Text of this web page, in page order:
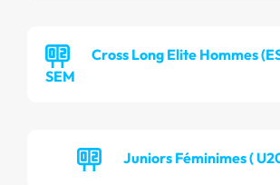
Cross Long Elite Hommes
SEM
Juniors Féminimes (